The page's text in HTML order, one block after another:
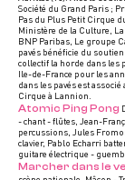
Société du Grand Paris ;
Pas du Plus Petit Cirque
Ministère de la Culture,
BNP Paribas, Le groupe
pavés bénéficie du
collectif la horde dans les
Ile-de-France pour les
dans les pavés est
Cirque à Lannion.
Atomic Ping Pong
- chant - flûtes, Jean-
percussions, Jules
clavier, Pablo Echarri
guitare électrique -
Marcher dans le